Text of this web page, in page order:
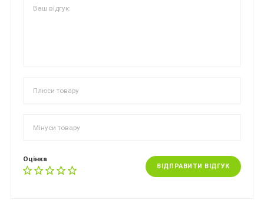
Оцінка
ВІДПРАВИТИ ВІДГУК